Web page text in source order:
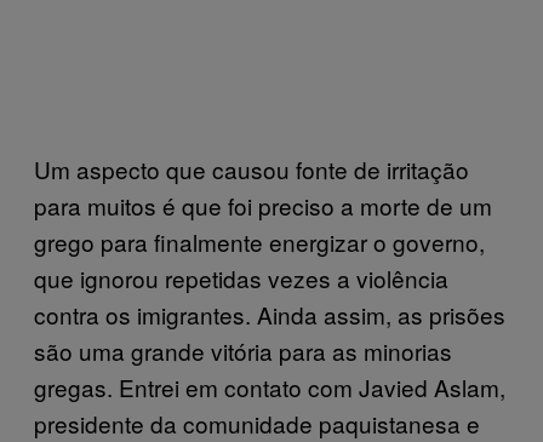
Um aspecto que causou fonte de irritação
para muitos é que foi preciso a morte de um
grego para finalmente energizar o governo,
que ignorou repetidas vezes a violência
contra os imigrantes. Ainda assim, as prisões
são uma grande vitória para as minorias
gregas. Entrei em contato com Javied Aslam,
presidente da comunidade paquistanesa e